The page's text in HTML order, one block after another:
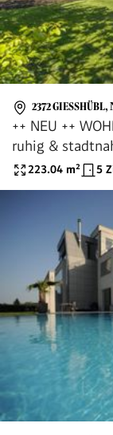
2372 GIESSHÜBL ,
++ NEU ++
ruhig &
223.04 m² 5